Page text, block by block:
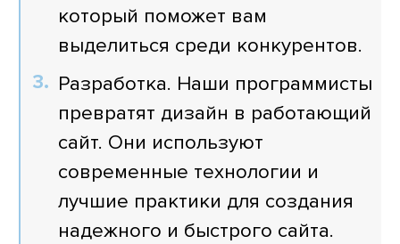
который поможет вам
выделиться среди конкурентов.
Разработка. Наши программисты
превратят дизайн в работающий
сайт. Они используют
современные технологии и
лучшие практики для создания
надежного и быстрого сайта.